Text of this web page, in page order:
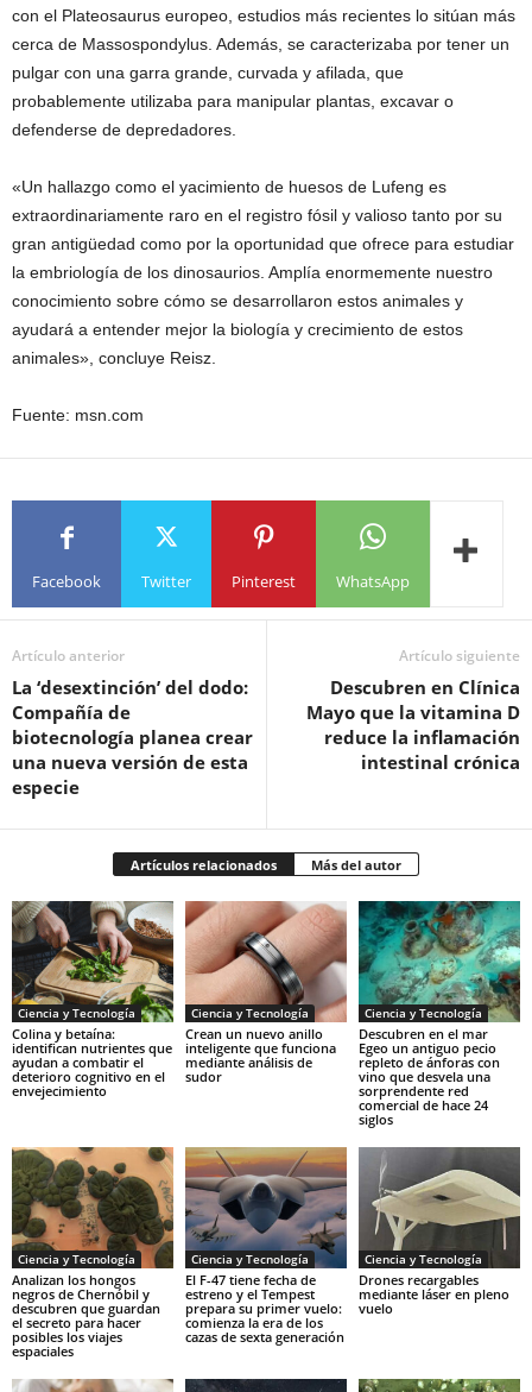
con el Plateosaurus europeo, estudios más recientes lo sitúan más
cerca de Massospondylus. Además, se caracterizaba por tener un
pulgar con una garra grande, curvada y afilada, que
probablemente utilizaba para manipular plantas, excavar o
defenderse de depredadores.
«Un hallazgo como el yacimiento de huesos de Lufeng es
extraordinariamente raro en el registro fósil y valioso tanto por su
gran antigüedad como por la oportunidad que ofrece para estudiar
la embriología de los dinosaurios. Amplía enormemente nuestro
conocimiento sobre cómo se desarrollaron estos animales y
ayudará a entender mejor la biología y crecimiento de estos
animales», concluye Reisz.
Fuente: msn.com
Facebook Twitter Pinterest WhatsApp
Artículo anterior
La ‘desextinción’ del dodo:
Compañía de
biotecnología planea crear
una nueva versión de esta
especie
Artículo siguiente
Descubren en Clínica
Mayo que la vitamina D
reduce la inflamación
intestinal crónica
Artículos relacionados Más del autor
Ciencia y Tecnología
Colina y betaína:
identifican nutrientes que
ayudan a combatir el
deterioro cognitivo en el
envejecimiento
Ciencia y Tecnología
Crean un nuevo anillo
inteligente que funciona
mediante análisis de
sudor
Ciencia y Tecnología
Descubren en el mar
Egeo un antiguo pecio
repleto de ánforas con
vino que desvela una
sorprendente red
comercial de hace 24
siglos
Ciencia y Tecnología
Analizan los hongos
negros de Chernóbil y
descubren que guardan
el secreto para hacer
posibles los viajes
espaciales
Ciencia y Tecnología
El F-47 tiene fecha de
estreno y el Tempest
prepara su primer vuelo:
comienza la era de los
cazas de sexta generación
Ciencia y Tecnología
Drones recargables
mediante láser en pleno
vuelo